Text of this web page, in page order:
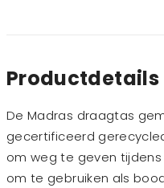
Productdetails
De Madras draagtas
gecertificeerd
om weg te geven
om te gebruiken als